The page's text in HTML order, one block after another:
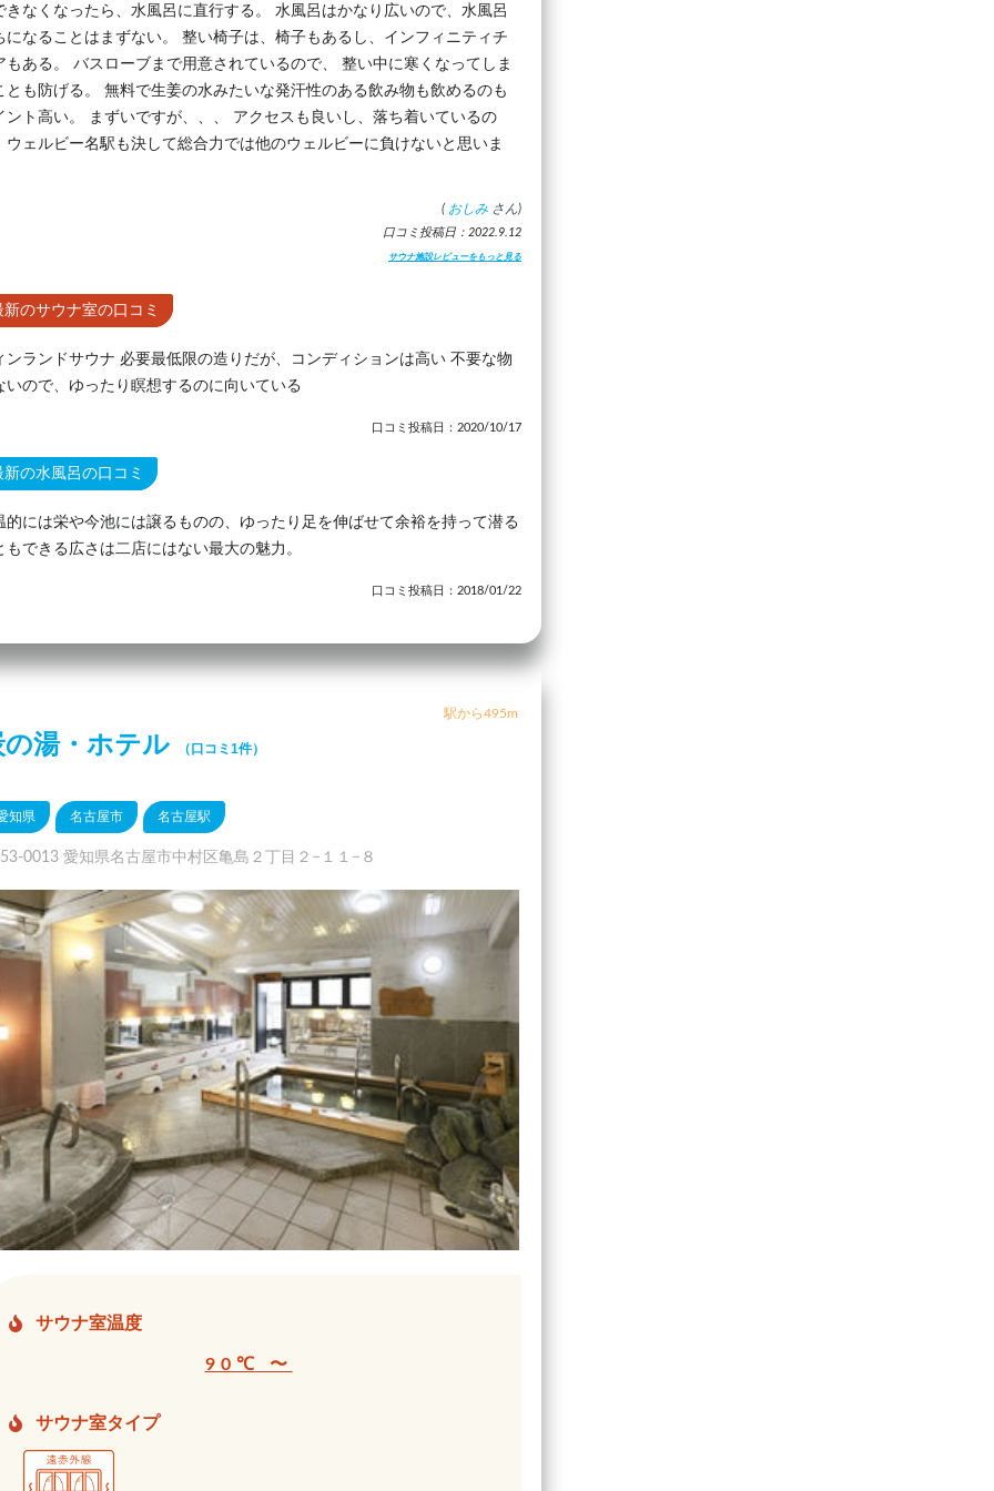
きなくなったら、水風呂に直行する。 水風呂はかなり広いので、水風呂
になることはまずない。 整い椅子は、椅子もあるし、インフィニティチ
もある。 バスローブまで用意されているので、 整い中に寒くなってしま
とも防げる。 無料で生姜の水みたいな発汗性のある飲み物も飲めるのも
ント高い。 まずいですが、、、 アクセスも良いし、落ち着いているの
ウェルビー名駅も決して総合力では他のウェルビーに負けないと思いま
( おしみ さん)
口コミ投稿日：2022.9.12
サウナ施設レビューをもっと見る
新のサウナ室の口コミ
ンランドサウナ 必要最低限の造りだが、コンディションは高い 不要な物
いので、ゆったり瞑想するのに向いている
口コミ投稿日：2020/10/17
新の水風呂の口コミ
的には栄や今池には譲るものの、ゆったり足を伸ばせて余裕を持って潜る
もできる広さは二店にはない最大の魅力。
口コミ投稿日：2018/01/22
駅から495m
の湯・ホテル （口コミ1件）
知県 名古屋市 名古屋駅
0013 愛知県名古屋市中村区亀島２丁目２−１１−８
サウナ室温度
90℃ 〜
サウナ室タイプ